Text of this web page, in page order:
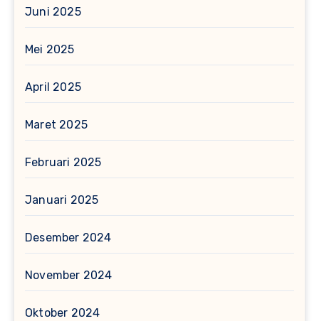
Juni 2025
Mei 2025
April 2025
Maret 2025
Februari 2025
Januari 2025
Desember 2024
November 2024
Oktober 2024